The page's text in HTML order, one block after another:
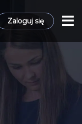
Zaloguj się